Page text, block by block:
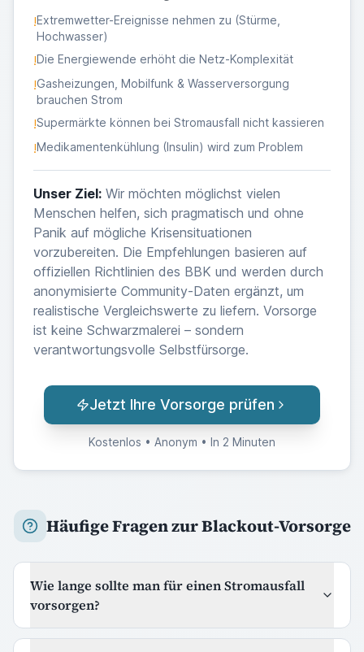
!Extremwetter-Ereignisse nehmen zu (Stürme,
Hochwasser)
!Die Energiewende erhöht die Netz-Komplexität
!Gasheizungen, Mobilfunk & Wasserversorgung
brauchen Strom
!Supermärkte können bei Stromausfall nicht kassieren
!Medikamentenkühlung (Insulin) wird zum Problem
Unser Ziel: Wir möchten möglichst vielen
Menschen helfen, sich pragmatisch und ohne
Panik auf mögliche Krisensituationen
vorzubereiten. Die Empfehlungen basieren auf
offiziellen Richtlinien des BBK und werden durch
anonymisierte Community-Daten ergänzt, um
realistische Vergleichswerte zu liefern. Vorsorge
ist keine Schwarzmalerei – sondern
verantwortungsvolle Selbstfürsorge.
Jetzt Ihre Vorsorge prüfen
Kostenlos • Anonym • In 2 Minuten
Häufige Fragen zur Blackout-Vorsorge
Wie lange sollte man für einen Stromausfall
vorsorgen?